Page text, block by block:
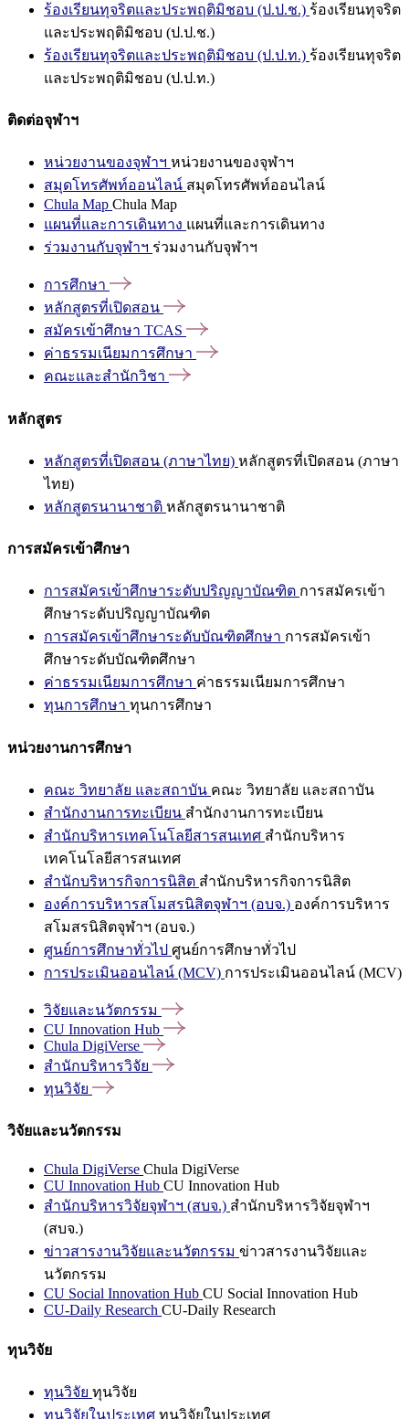
ร้องเรียนทุจริตและประพฤติมิชอบ (ป.ป.ช.) ร้องเรียนทุจริต
และประพฤติมิชอบ (ป.ป.ช.)
ร้องเรียนทุจริตและประพฤติมิชอบ (ป.ป.ท.) ร้องเรียนทุจริต
และประพฤติมิชอบ (ป.ป.ท.)
ติดต่อจุฬาฯ
หน่วยงานของจุฬาฯ หน่วยงานของจุฬาฯ
สมุดโทรศัพท์ออนไลน์ สมุดโทรศัพท์ออนไลน์
Chula Map Chula Map
แผนที่และการเดินทาง แผนที่และการเดินทาง
ร่วมงานกับจุฬาฯ ร่วมงานกับจุฬาฯ
การศึกษา
หลักสูตรที่เปิดสอน
สมัครเข้าศึกษา TCAS
ค่าธรรมเนียมการศึกษา
คณะและสำนักวิชา
หลักสูตร
หลักสูตรที่เปิดสอน (ภาษาไทย) หลักสูตรที่เปิดสอน (ภาษา
ไทย)
หลักสูตรนานาชาติ หลักสูตรนานาชาติ
การสมัครเข้าศึกษา
การสมัครเข้าศึกษาระดับปริญญาบัณฑิต การสมัครเข้า
ศึกษาระดับปริญญาบัณฑิต
การสมัครเข้าศึกษาระดับบัณฑิตศึกษา การสมัครเข้า
ศึกษาระดับบัณฑิตศึกษา
ค่าธรรมเนียมการศึกษา ค่าธรรมเนียมการศึกษา
ทุนการศึกษา ทุนการศึกษา
หน่วยงานการศึกษา
คณะ วิทยาลัย และสถาบัน คณะ วิทยาลัย และสถาบัน
สำนักงานการทะเบียน สำนักงานการทะเบียน
สำนักบริหารเทคโนโลยีสารสนเทศ สำนักบริหาร
เทคโนโลยีสารสนเทศ
สำนักบริหารกิจการนิสิต สำนักบริหารกิจการนิสิต
องค์การบริหารสโมสรนิสิตจุฬาฯ (อบจ.) องค์การบริหาร
สโมสรนิสิตจุฬาฯ (อบจ.)
ศูนย์การศึกษาทั่วไป ศูนย์การศึกษาทั่วไป
การประเมินออนไลน์ (MCV) การประเมินออนไลน์ (MCV)
วิจัยและนวัตกรรม
CU Innovation Hub
Chula DigiVerse
สำนักบริหารวิจัย
ทุนวิจัย
วิจัยและนวัตกรรม
Chula DigiVerse Chula DigiVerse
CU Innovation Hub CU Innovation Hub
สำนักบริหารวิจัยจุฬาฯ (สบจ.) สำนักบริหารวิจัยจุฬาฯ
(สบจ.)
ข่าวสารงานวิจัยและนวัตกรรม ข่าวสารงานวิจัยและ
นวัตกรรม
CU Social Innovation Hub CU Social Innovation Hub
CU-Daily Research CU-Daily Research
ทุนวิจัย
ทุนวิจัย ทุนวิจัย
ทุนวิจัยในประเทศ ทุนวิจัยในประเทศ